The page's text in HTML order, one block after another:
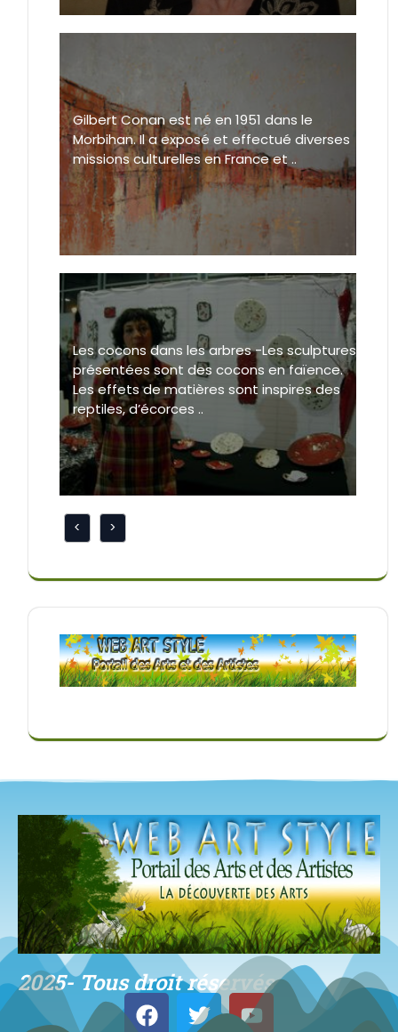
Gilbert Conan est né en 1951 dans le
Morbihan. Il a exposé et effectué diverses
missions culturelles en France et ..
Les cocons dans les arbres -Les sculptures
présentées sont des cocons en faïence.
Les effets de matières sont inspires des
reptiles, d’écorces ..
< >
2025- Tous droit réservés